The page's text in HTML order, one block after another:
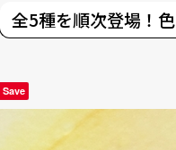
全5種を順次登場！
Save